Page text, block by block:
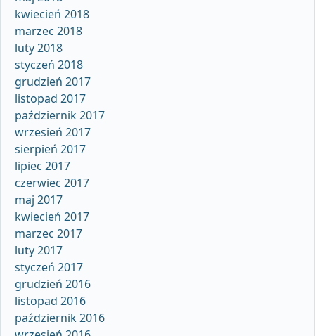
kwiecień 2018
marzec 2018
luty 2018
styczeń 2018
grudzień 2017
listopad 2017
październik 2017
wrzesień 2017
sierpień 2017
lipiec 2017
czerwiec 2017
maj 2017
kwiecień 2017
marzec 2017
luty 2017
styczeń 2017
grudzień 2016
listopad 2016
październik 2016